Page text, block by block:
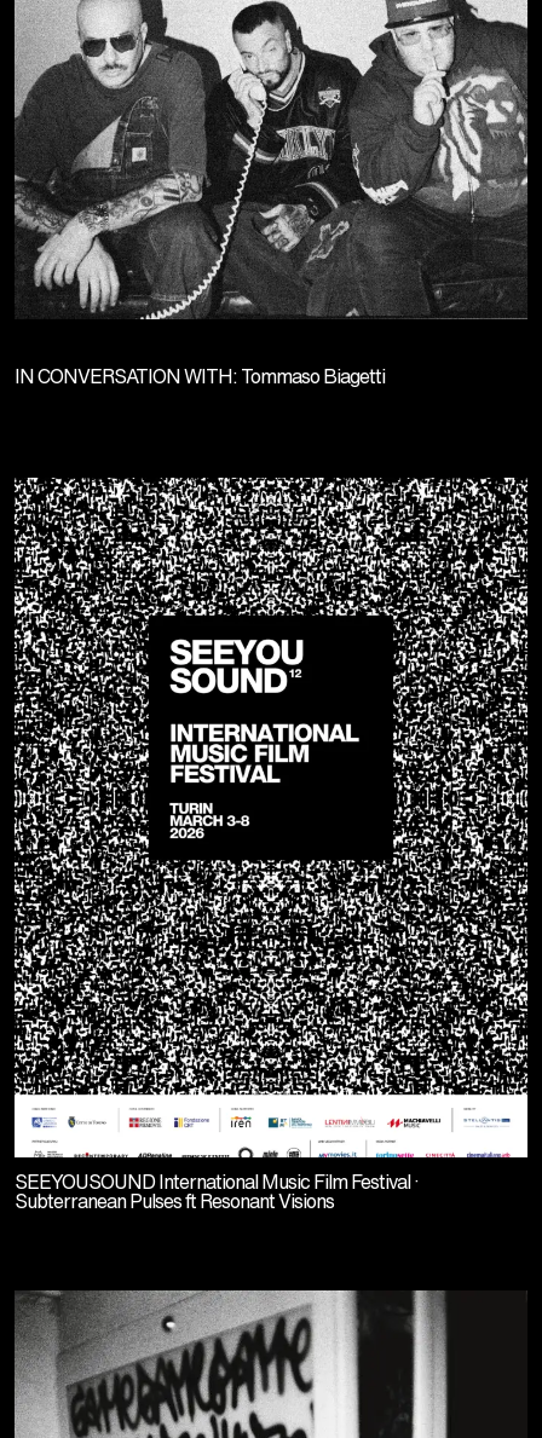
IN CONVERSATION WITH: Tommaso Biagetti
SEEYOUSOUND International Music Film Festival ·
Subterranean Pulses ft Resonant Visions